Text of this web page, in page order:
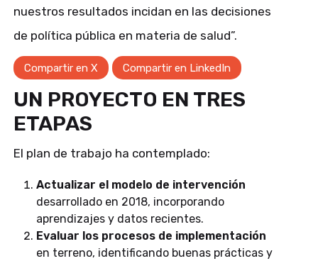
nuestros resultados incidan en las decisiones
de política pública en materia de salud”.
Compartir en X Compartir en LinkedIn
UN PROYECTO EN TRES
ETAPAS
El plan de trabajo ha contemplado:
Actualizar el modelo de intervención
desarrollado en 2018, incorporando
aprendizajes y datos recientes.
Evaluar los procesos de implementación
en terreno, identificando buenas prácticas y